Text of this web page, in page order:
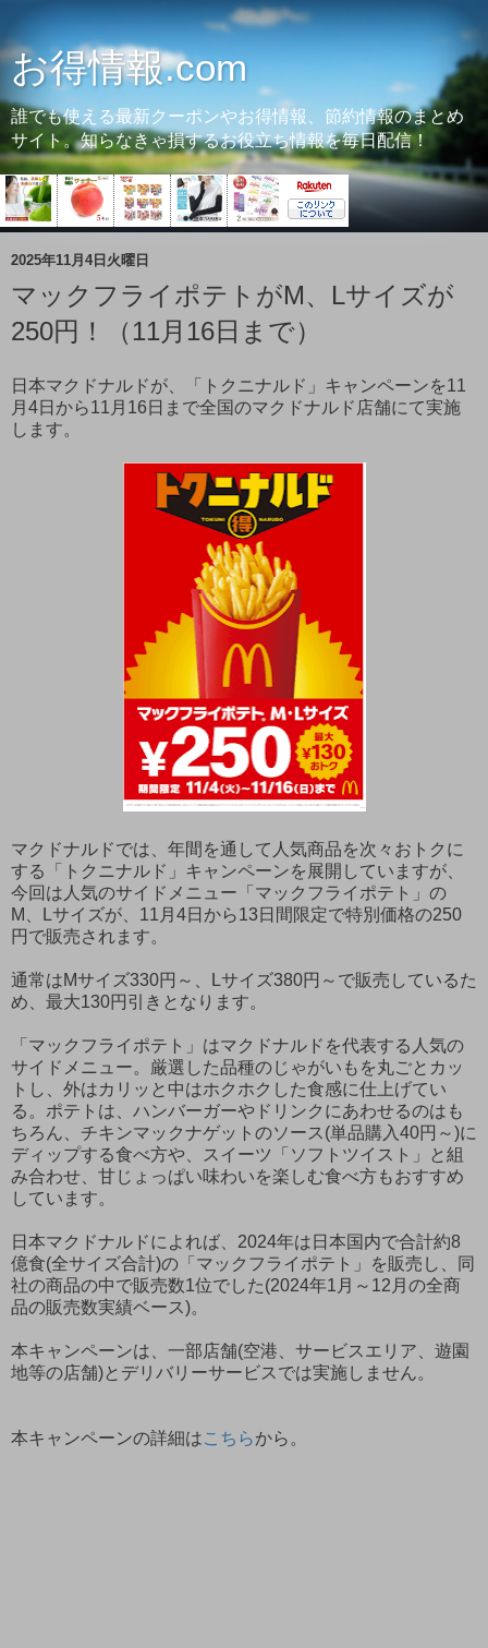
お得情報.com
誰でも使える最新クーポンやお得情報、節約情報のまとめ
サイト。知らなきゃ損するお役立ち情報を毎日配信！
2025年11月4日火曜日
マックフライポテトがM、Lサイズが
250円！（11月16日まで）
日本マクドナルドが、「トクニナルド」キャンペーンを11
月4日から11月16日まで全国のマクドナルド店舗にて実施
します。
マクドナルドでは、年間を通して人気商品を次々おトクに
する「トクニナルド」キャンペーンを展開していますが、
今回は人気のサイドメニュー「マックフライポテト」の
M、Lサイズが、11月4日から13日間限定で特別価格の250
円で販売されます。
通常はMサイズ330円～、Lサイズ380円～で販売しているた
め、最大130円引きとなります。
「マックフライポテト」はマクドナルドを代表する人気の
サイドメニュー。厳選した品種のじゃがいもを丸ごとカッ
トし、外はカリッと中はホクホクした食感に仕上げてい
る。ポテトは、ハンバーガーやドリンクにあわせるのはも
ちろん、チキンマックナゲットのソース(単品購入40円～)に
ディップする食べ方や、スイーツ「ソフトツイスト」と組
み合わせ、甘じょっぱい味わいを楽しむ食べ方もおすすめ
しています。
日本マクドナルドによれば、2024年は日本国内で合計約8
億食(全サイズ合計)の「マックフライポテト」を販売し、同
社の商品の中で販売数1位でした(2024年1月～12月の全商
品の販売数実績ベース)。
本キャンペーンは、一部店舗(空港、サービスエリア、遊園
地等の店舗)とデリバリーサービスでは実施しません。
本キャンペーンの詳細はこちらから。